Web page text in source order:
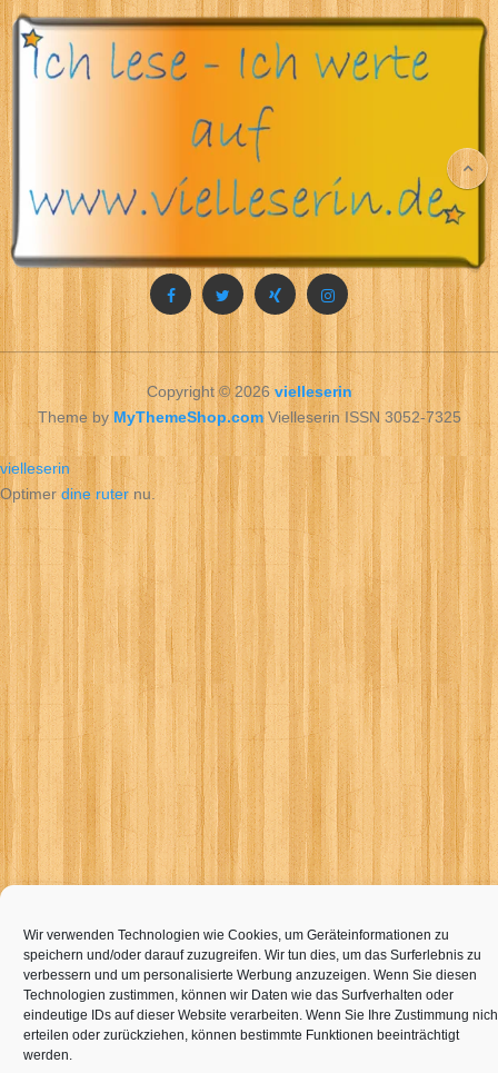
Copyright © 2026vielleserin
Theme by MyThemeShop.comVielleserin ISSN 3052-7325
vielleserin
Wir verwenden Technologien wie Cookies, um Geräteinformationen zu
speichern und/oder darauf zuzugreifen. Wir tun dies, um das Surferlebnis zu
verbessern und um personalisierte Werbung anzuzeigen. Wenn Sie diesen
Technologien zustimmen, können wir Daten wie das Surfverhalten oder
eindeutige IDs auf dieser Website verarbeiten. Wenn Sie Ihre Zustimmung
erteilen oder zurückziehen, können bestimmte Funktionen beeinträchtigt
werden.
Optimerdine ruternu.